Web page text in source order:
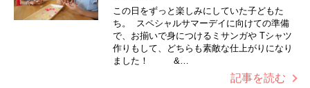
この日をずっと楽しみにしていた子どもた
ち。 スペシャルサマーデイに向けての準備
で、お揃いで身につけるミサンガや Tシャツ
作りもして、どちらも素敵な仕上がりになり
ました！ &…
記事を読む